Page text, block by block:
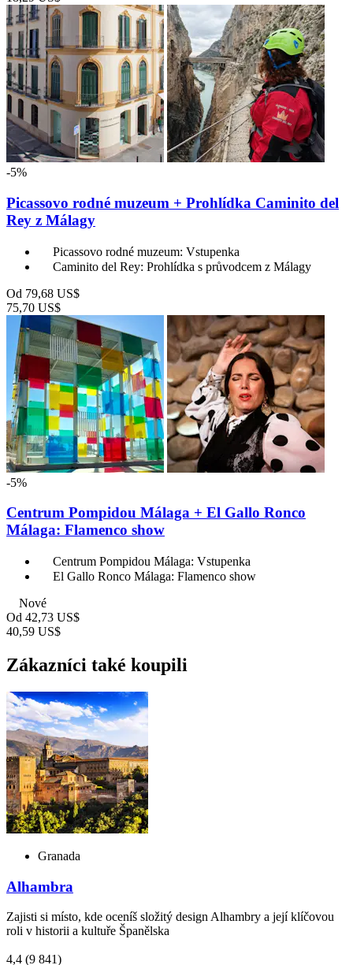
-5%
Picassovo rodné muzeum + Prohlídka Caminito del
Rey z Málagy
Picassovo rodné muzeum: Vstupenka
Caminito del Rey: Prohlídka s průvodcem z Málagy
Od 79,68 US$
75,70 US$
-5%
Centrum Pompidou Málaga + El Gallo Ronco
Málaga: Flamenco show
Centrum Pompidou Málaga: Vstupenka
El Gallo Ronco Málaga: Flamenco show
Nové
Od 42,73 US$
40,59 US$
Zákazníci také koupili
Granada
Alhambra
Zajisti si místo, kde oceníš složitý design Alhambry a její klíčovou
roli v historii a kultuře Španělska
4,4 (9 841)